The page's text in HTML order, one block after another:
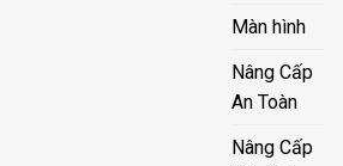
Màn hình
Nâng Cấp
An Toàn
Nâng Cấp